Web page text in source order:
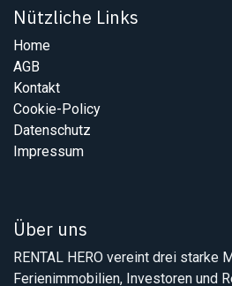
Nützliche Links
Home
AGB
Kontakt
Cookie-Policy
Datenschutz
Impressum
Über uns
RENTAL HERO vereint drei starke
Ferienimmobilien, Investoren und